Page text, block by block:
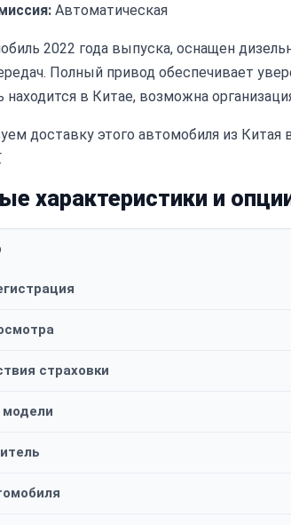
Автоматическая
2022 года выпуска, оснащен
Полный привод обеспечивает
в Китае, возможна
доставку этого автомобиля из
характеристики и
страховки
модели